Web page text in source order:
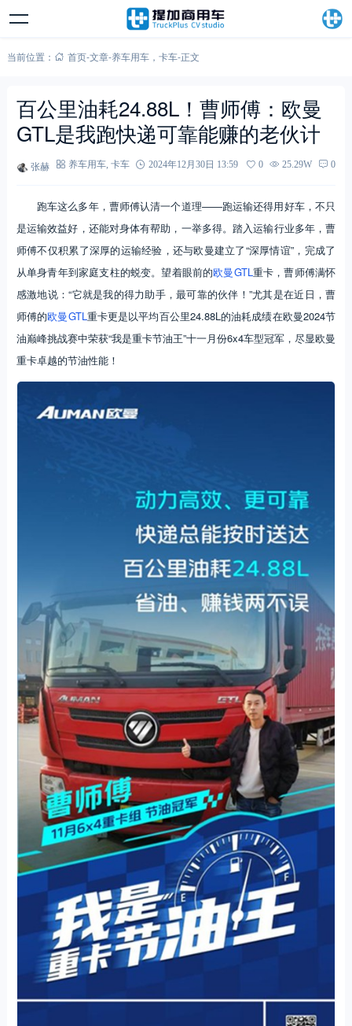
当前位置： 首页-文章-养车用车， 卡车-正文
百公里油耗24.88L！曹师傅：欧曼
GTL是我跑快递可靠能赚的老伙计
张赫 养车用车, 卡车 2024年12月30日 13:59 0 25.29W 0
跑车这么多年，曹师傅认清一个道理——跑运输还得用好车，不只
是运输效益好，还能对身体有帮助，一举多得。踏入运输行业多年，曹
师傅不仅积累了深厚的运输经验，还与欧曼建立了“深厚情谊”，完成了
从单身青年到家庭支柱的蜕变。望着眼前的欧曼GTL重卡，曹师傅满怀
感激地说：“它就是我的得力助手，最可靠的伙伴！”尤其是在近日，曹
师傅的欧曼GTL重卡更是以平均百公里24.88L的油耗成绩在欧曼2024节
油巅峰挑战赛中荣获“我是重卡节油王”十一月份6x4车型冠军，尽显欧曼
重卡卓越的节油性能！